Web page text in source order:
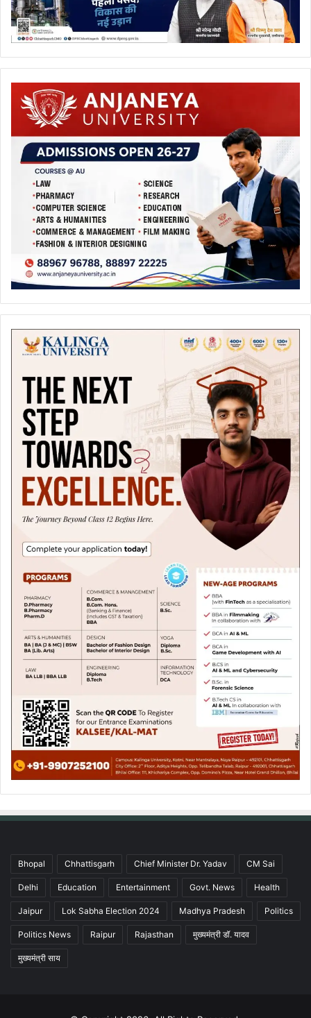
Bhopal Chhattisgarh Chief Minister Dr. Yadav CM Sai
Delhi Education Entertainment Govt. News Health
Jaipur Lok Sabha Election 2024 Madhya Pradesh Politics
Politics News Raipur Rajasthan मुख्यमंत्री डॉ. यादव
मुख्यमंत्री साय